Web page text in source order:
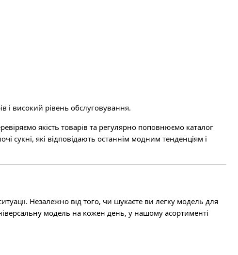
і високий рівень обслуговування.
якість товарів та регулярно поповнюємо каталог
сукні, які відповідають останнім модним тенденціям і
Незалежно від того, чи шукаєте ви легку модель для
модель на кожен день, у нашому асортименті